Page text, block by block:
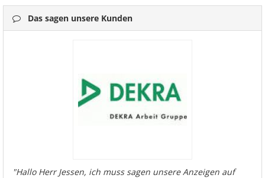
Das sagen unsere Kunden
"Hallo Herr Jessen, ich muss sagen unsere Anzeigen auf